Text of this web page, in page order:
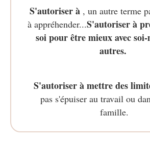
S'autoriser à, un autre terme
à appréhender...S'autoriser à
soi pour être mieux avec soi-
autres.
S'autoriser à mettre des
pas s'épuiser au travail ou
famille.